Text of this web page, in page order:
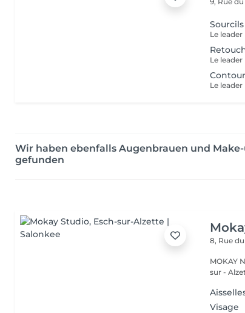
Sourcils
Wir haben ebenfalls Augenbrauen und
gefunden
8, Rue
MOKAY
sur -
Visage